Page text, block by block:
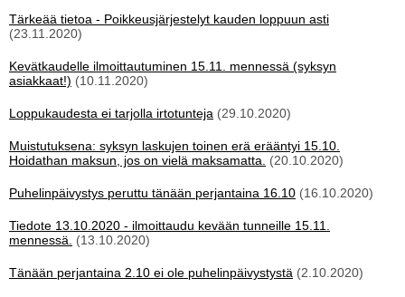
Tärkeää tietoa - Poikkeusjärjestelyt kauden loppuun asti
(23.11.2020)
Kevätkaudelle ilmoittautuminen 15.11. mennessä (syksyn
asiakkaat!) (10.11.2020)
Loppukaudesta ei tarjolla irtotunteja (29.10.2020)
Muistutuksena: syksyn laskujen toinen erä erääntyi 15.10.
Hoidathan maksun, jos on vielä maksamatta.
(20.10.2020)
Puhelinpäivystys peruttu tänään perjantaina 16.10 (16.10.2020)
Tiedote 13.10.2020 - ilmoittaudu kevään tunneille 15.11.
mennessä.
(13.10.2020)
Tänään perjantaina 2.10 ei ole puhelinpäivystystä (2.10.2020)